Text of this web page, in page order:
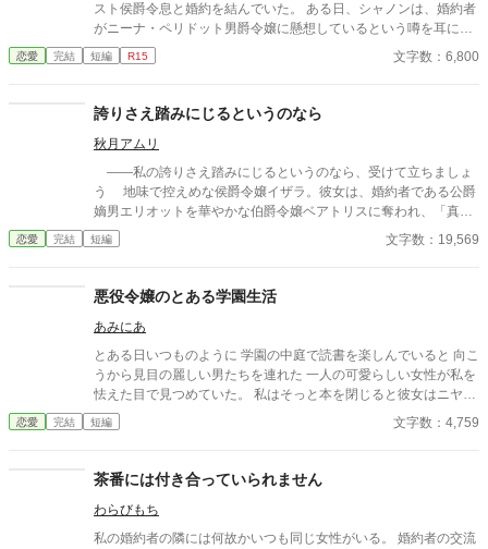
スト侯爵令息と婚約を結んでいた。 ある日、シャノンは、婚約者
がニーナ・ペリドット男爵令嬢に懸想しているという噂を耳にす
る。 シャノンは断罪を回避するため、リュカとの婚約を円満に解
消しようとするが――。 ※ エブリスタに習作として掲載したもの
恋愛 完結 短編 R15 文字数：6,800
誇りさえ踏みにじるというのなら
秋月アムリ
――私の誇りさえ踏みにじるというのなら、受けて立ちましょ
う 地味で控えめな侯爵令嬢イザラ。彼女は、婚約者である公爵
嫡男エリオットを華やかな伯爵令嬢ベアトリスに奪われ、「真実
の愛」を見つけたという身勝手な理由で一方的に婚約破棄を突き
つけられる。 ベアトリスからは地味で退屈な女と公然と蔑ま
侯爵家の誇りを守るため不当な破棄を断固として拒否。たった一
人で反撃の証拠集めを開始する。 彼女が助力を求めたのは、社
交界から距離を置き、冷徹と噂される辺境伯アレクシス。彼は、
イザラの持つ鋼のような意志と冷静な知性を見抜き、彼女の非公
式な協力者となる。 しかし、そんな彼女を待っていたのは「辺
境伯と不貞を働いている」という、さらに悪質な濡れ衣だった―
恋愛 完結 短編 文字数：19,569
悪役令嬢のとある学園生活
あみにあ
とある日いつものように 学園の中庭で読書を楽しんでいると 向こ
うから見目の麗しい男たちを連れた 一人の可愛らしい女性が私を
怯えた目で見つめていた。 私はそっと本を閉じると彼女はニヤリ
と笑みを浮かべると私の方へ近づいてくる……。 ヤンデレ王子×
溺愛にホラーを混ぜてみました。 短編ですので気軽に読んでみて
恋愛 完結 短編 文字数：4,759
茶番には付き合っていられません
わらびもち
私の婚約者の隣には何故かいつも同じ女性がいる。 婚約者の交流